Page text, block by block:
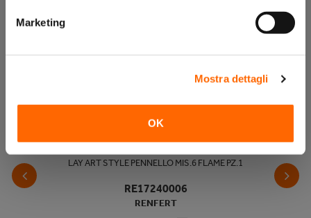
Marketing
Mostra dettagli
OK
LAY ART STYLE PENNELLO MIS.6 FLAME PZ.1
RE17240006
RENFERT